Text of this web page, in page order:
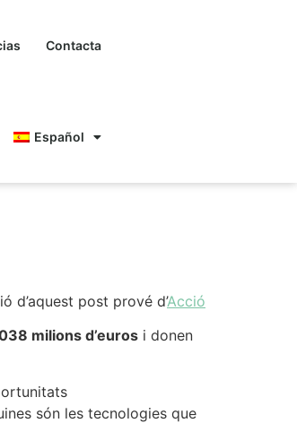
Contacta
Español
d’aquest post prové d’Acció
milions d’euros i donen
són les tecnologies que